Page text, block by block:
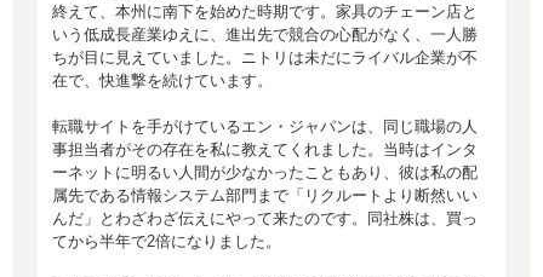
終えて、本州に南下を始めた時期です。家具のチェーン店と
いう低成長産業ゆえに、進出先で競合の心配がなく、一人勝
ちが目に見えていました。ニトリは未だにライバル企業が不
在で、快進撃を続けています。
転職サイトを手がけているエン・ジャパンは、同じ職場の人
事担当者がその存在を私に教えてくれました。当時はインタ
ーネットに明るい人間が少なかったこともあり、彼は私の配
属先である情報システム部門まで「リクルートより断然いい
んだ」とわざわざ伝えにやって来たのです。同社株は、買っ
てから半年で2倍になりました。